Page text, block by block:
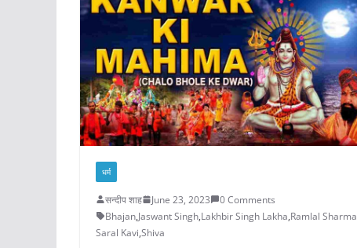
धर्म
सन्दीप शाह June 23, 2023
0 Comments
Bhajan,Jaswant Singh,Lakhbir Singh Lakha,Ramlal Sharma
Saral Kavi,Shiva